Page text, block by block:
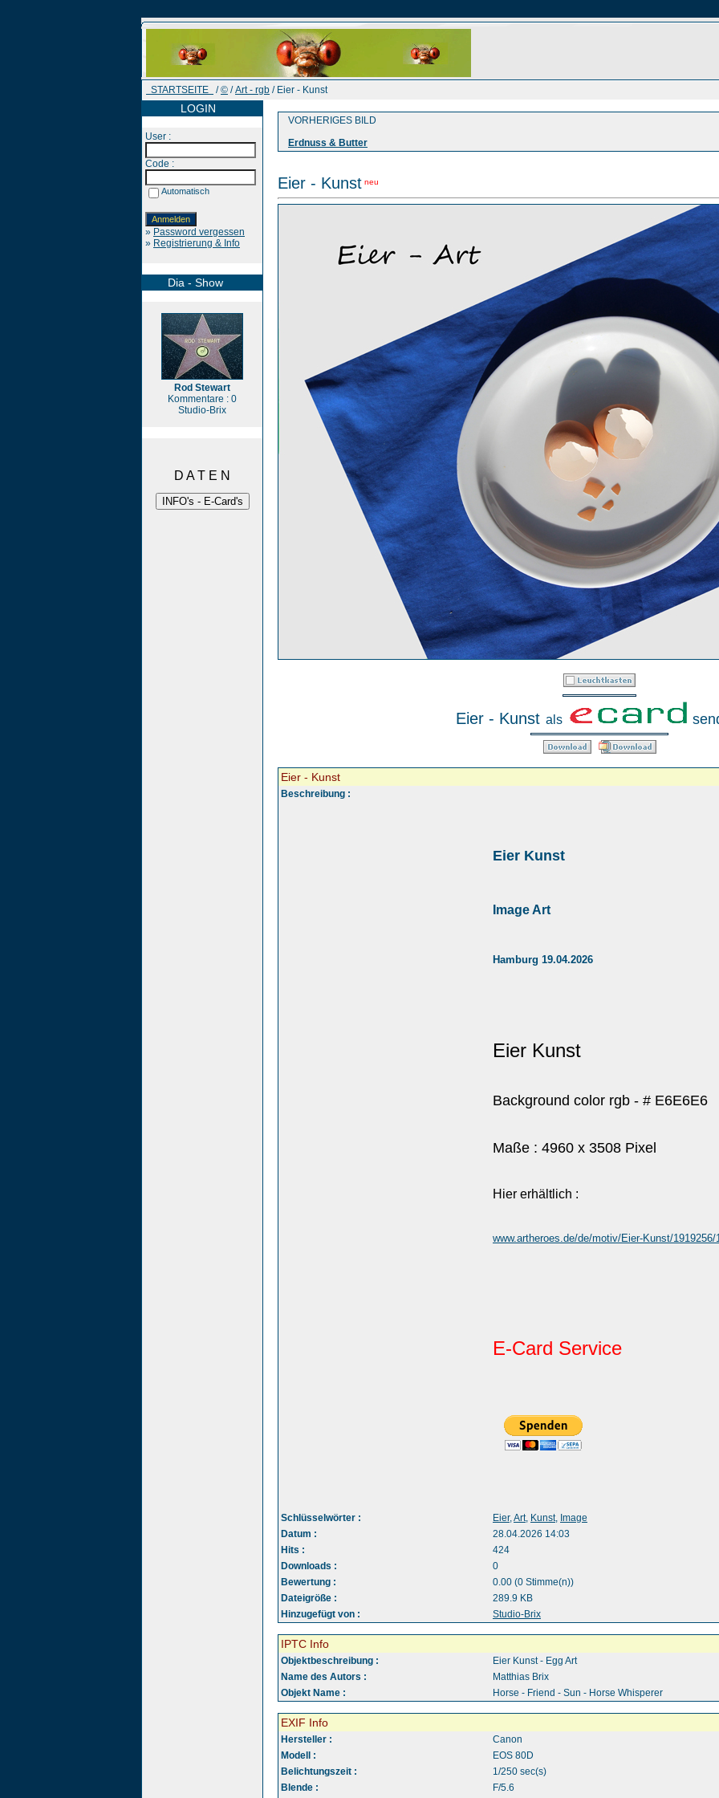
STARTSEITE /© /Art - rgb / Eier - Kunst
LOGIN
User :
Code :
Automatisch
» Password vergessen
» Registrierung & Info
Dia - Show
Rod Stewart
Kommentare : 0
Studio-Brix
D A T E N
VORHERIGES BILD
Erdnuss & Butter
Eier - Kunst neu
Eier - Kunst als
Eier - Kunst
Beschreibung :
Eier Kunst
Image Art
Hamburg 19.04.2026
Eier Kunst
Background color rgb - # E6E6E6
Maße : 4960 x 3508 Pixel
Hier erhältlich :
www.artheroes.de/de/motiv/Eier-Kunst/
E-Card Service
Schlüsselwörter : Eier,Art, Kunst, Image
Datum :
28.04.2026 14:03
Hits :
424
Downloads :
0
Bewertung :
0.00 (0 Stimme(n))
Dateigröße :
289.9 KB
Hinzugefügt von :
Studio-Brix
IPTC Info
Objektbeschreibung :
Eier Kunst - Egg Art
Name des Autors :
Matthias Brix
Objekt Name :
Horse - Friend - Sun - Horse Whisperer
EXIF Info
Hersteller :
Canon
Modell :
EOS 80D
Belichtungszeit :
1/250 sec(s)
Blende :
F/5.6